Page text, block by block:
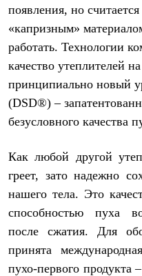
Брюки
Софтшелл одежда
Куртки
Брюки
Куртки
Брюки
Жилеты
Термобелье
Теплое термобелье
Легкое термобелье
Лёгкая одежда
Футболки
Рубашки
Брюки
Шорты
Утепленная пухом
Куртки
появления, но
«капризным»
работать. Технологии
качество утеплителей
принципиально новый
(DSD®) –
безусловного качества
Как любой другой
греет, зато надежно
нашего тела. Это
способностью пуха
после сжатия. Для
принята
пухо-первого